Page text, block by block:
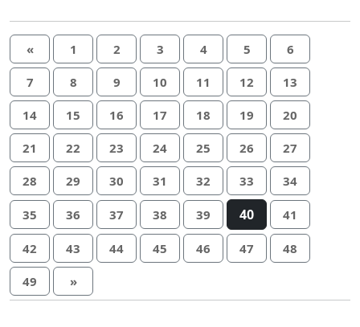
« 1 2 3 4 5 6
7 8 9 10 11 12 13
14 15 16 17 18 19 20
21 22 23 24 25 26 27
28 29 30 31 32 33 34
35 36 37 38 39 40 41
42 43 44 45 46 47 48
49 »